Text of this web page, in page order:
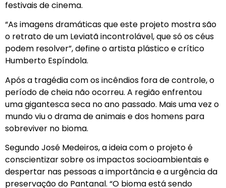
festivais de cinema.
“As imagens dramáticas que este projeto mostra são
o retrato de um Leviatã incontrolável, que só os céus
podem resolver”, define o artista plástico e crítico
Humberto Espíndola.
Após a tragédia com os incêndios fora de controle, o
período de cheia não ocorreu. A região enfrentou
uma gigantesca seca no ano passado. Mais uma vez o
mundo viu o drama de animais e dos homens para
sobreviver no bioma.
Segundo José Medeiros, a ideia com o projeto é
conscientizar sobre os impactos socioambientais e
despertar nas pessoas a importância e a urgência da
preservação do Pantanal. “O bioma está sendo